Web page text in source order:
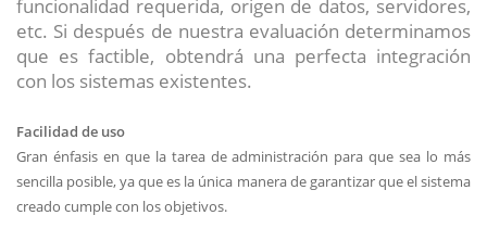
funcionalidad requerida, origen de datos, servidores,
etc. Si después de nuestra evaluación determinamos
que es factible, obtendrá una perfecta integración
con los sistemas existentes.
Facilidad de uso
Gran énfasis en que la tarea de administración para que sea lo más
sencilla posible, ya que es la única manera de garantizar que el sistema
creado cumple con los objetivos.